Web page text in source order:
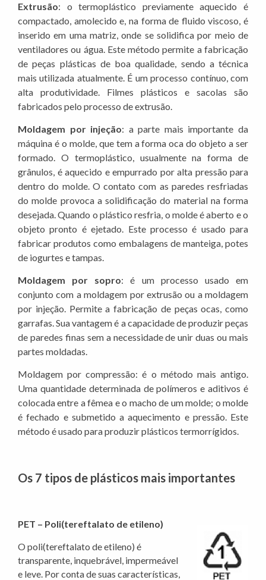
Extrusão: o termoplástico previamente aquecido é
compactado, amolecido e, na forma de fluido viscoso, é
inserido em uma matriz, onde se solidifica por meio de
ventiladores ou água. Este método permite a fabricação
de peças plásticas de boa qualidade, sendo a técnica
mais utilizada atualmente. É um processo contínuo, com
alta produtividade. Filmes plásticos e sacolas são
fabricados pelo processo de extrusão.
Moldagem por injeção: a parte mais importante da
máquina é o molde, que tem a forma oca do objeto a ser
formado. O termoplástico, usualmente na forma de
grânulos, é aquecido e empurrado por alta pressão para
dentro do molde. O contato com as paredes resfriadas
do molde provoca a solidificação do material na forma
desejada. Quando o plástico resfria, o molde é aberto e o
objeto pronto é ejetado. Este processo é usado para
fabricar produtos como embalagens de manteiga, potes
de iogurtes e tampas.
Moldagem por sopro: é um processo usado em
conjunto com a moldagem por extrusão ou a moldagem
por injeção. Permite a fabricação de peças ocas, como
garrafas. Sua vantagem é a capacidade de produzir peças
de paredes finas sem a necessidade de unir duas ou mais
partes moldadas.
Moldagem por compressão: é o método mais antigo.
Uma quantidade determinada de polímeros e aditivos é
colocada entre a fêmea e o macho de um molde; o molde
é fechado e submetido a aquecimento e pressão. Este
método é usado para produzir plásticos termorrígidos.
Os 7 tipos de plásticos mais importantes
PET – Poli(tereftalato de etileno)
O poli(tereftalato de etileno) é
transparente, inquebrável, impermeável
e leve. Por conta de suas características,